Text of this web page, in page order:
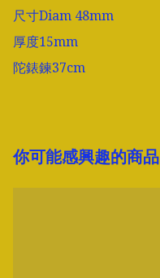
尺寸Diam 48mm
厚度15mm
陀錶鍊37cm
你可能感興趣的商品